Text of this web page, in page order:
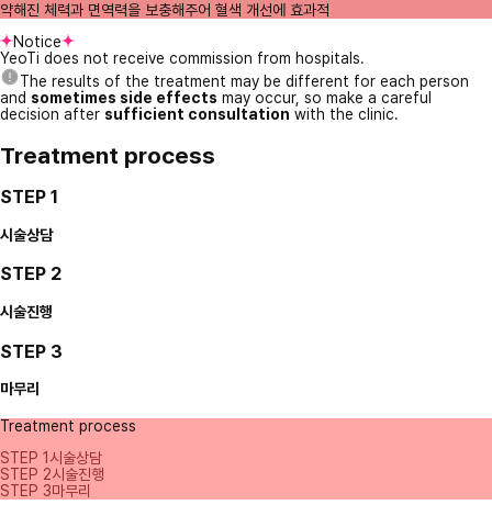
약해진 체력과 면역력을 보충해주어 혈색 개선에 효과적
Notice
YeoTi does not receive commission from hospitals.
The results of the treatment may be different for each person
and sometimes side effects may occur, so make a careful
decision after sufficient consultation with the clinic.
Treatment process
STEP 1
시술상담
STEP 2
시술진행
STEP 3
마무리
Treatment process
STEP 1 시술상담
STEP 2시술진행
STEP 3마무리